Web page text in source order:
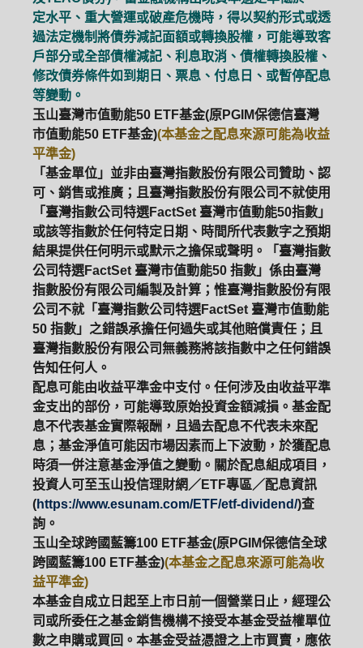
定水平、重大營運或破產危機時，得以契約形式或透
過法定機制將債券減記面額或轉換股權，可能導致客
戶部分或全部債權減記、利息取消、債權轉換股權、
修改債券條件如到期日、票息、付息日、或暫停配息
等變動。
玉山臺灣市值動能50 ETF基金(原PGIM保德信臺灣
市值動能50 ETF基金)(本基金之配息來源可能為收益
平準金)
「基金單位」並非由臺灣指數股份有限公司贊助、認
可、銷售或推廣；且臺灣指數股份有限公司不就使用
「臺灣指數公司特選FactSet 臺灣市值動能50指數」
或該等指數於任何特定日期、時間所代表數字之預期
結果提供任何明示或默示之擔保或聲明。「臺灣指數
公司特選FactSet 臺灣市值動能50 指數」係由臺灣
指數股份有限公司編製及計算；惟臺灣指數股份有限
公司不就「臺灣指數公司特選FactSet 臺灣市值動能
50 指數」之錯誤承擔任何過失或其他賠償責任；且
臺灣指數股份有限公司無義務將該指數中之任何錯誤
告知任何人。
配息可能由收益平準金中支付。任何涉及由收益平準
金支出的部份，可能導致原始投資金額減損。基金配
息不代表基金實際報酬，且過去配息不代表未來配
息；基金淨值可能因市場因素而上下波動，於獲配息
時須一併注意基金淨值之變動。關於配息組成項目，
投資人可至玉山投信理財網／ETF專區／配息資訊
(https://www.esunam.com/ETF/etf-dividend/)查
詢。
玉山全球跨國藍籌100 ETF基金(原PGIM保德信全球
跨國藍籌100 ETF基金)(本基金之配息來源可能為收
益平準金)
本基金自成立日起至上市日前一個營業日止，經理公
司或所委任之基金銷售機構不接受本基金受益權單位
數之申購或買回。本基金受益憑證之上市買賣，應依